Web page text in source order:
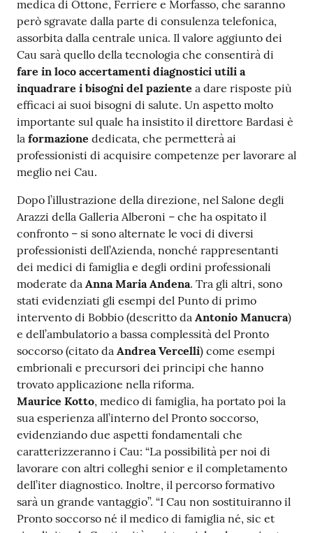
medica di Ottone, Ferriere e Morfasso, che saranno
però sgravate dalla parte di consulenza telefonica,
assorbita dalla centrale unica. Il valore aggiunto dei
Cau sarà quello della tecnologia che consentirà di
fare in loco accertamenti diagnostici utili a
inquadrare i bisogni del paziente a dare risposte più
efficaci ai suoi bisogni di salute. Un aspetto molto
importante sul quale ha insistito il direttore Bardasi è
la formazione dedicata, che permetterà ai
professionisti di acquisire competenze per lavorare al
meglio nei Cau.
Dopo l’illustrazione della direzione, nel Salone degli
Arazzi della Galleria Alberoni – che ha ospitato il
confronto – si sono alternate le voci di diversi
professionisti dell’Azienda, nonché rappresentanti
dei medici di famiglia e degli ordini professionali
moderate da Anna Maria Andena. Tra gli altri, sono
stati evidenziati gli esempi del Punto di primo
intervento di Bobbio (descritto da Antonio Manucra)
e dell’ambulatorio a bassa complessità del Pronto
soccorso (citato da Andrea Vercelli) come esempi
embrionali e precursori dei principi che hanno
trovato applicazione nella riforma.
Maurice Kotto, medico di famiglia, ha portato poi la
sua esperienza all’interno del Pronto soccorso,
evidenziando due aspetti fondamentali che
caratterizzeranno i Cau: “La possibilità per noi di
lavorare con altri colleghi senior e il completamento
dell’iter diagnostico. Inoltre, il percorso formativo
sarà un grande vantaggio”. “I Cau non sostituiranno il
Pronto soccorso né il medico di famiglia né, sic et